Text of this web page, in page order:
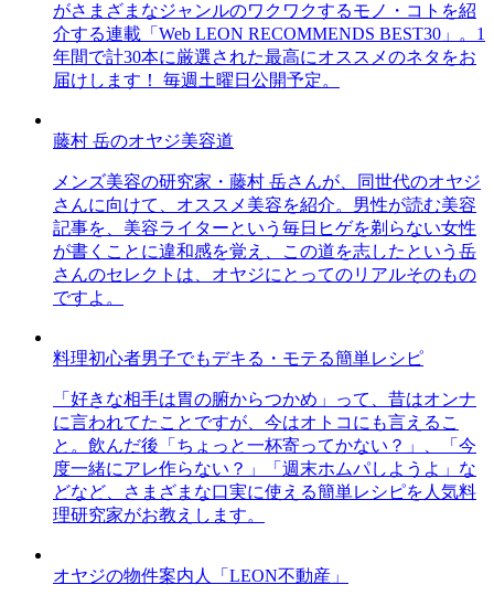
がさまざまなジャンルのワクワクするモノ・コトを紹
介する連載「Web LEON RECOMMENDS BEST30」。1
年間で計30本に厳選された最高にオススメのネタをお
届けします！ 毎週土曜日公開予定。
藤村 岳のオヤジ美容道
メンズ美容の研究家・藤村 岳さんが、同世代のオヤジ
さんに向けて、オススメ美容を紹介。男性が読む美容
記事を、美容ライターという毎日ヒゲを剃らない女性
が書くことに違和感を覚え、この道を志したという岳
さんのセレクトは、オヤジにとってのリアルそのもの
ですよ。
料理初心者男子でもデキる・モテる簡単レシピ
「好きな相手は胃の腑からつかめ」って、昔はオンナ
に言われてたことですが、今はオトコにも言えるこ
と。飲んだ後「ちょっと一杯寄ってかない？」、「今
度一緒にアレ作らない？」「週末ホムパしようよ」な
どなど、さまざまな口実に使える簡単レシピを人気料
理研究家がお教えします。
オヤジの物件案内人「LEON不動産」